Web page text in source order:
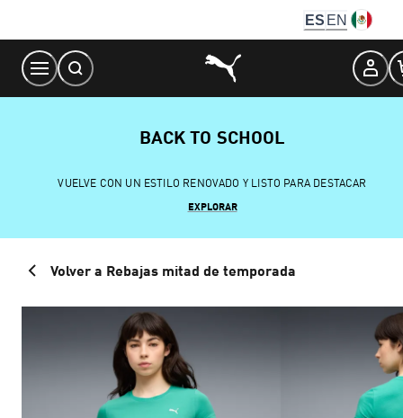
Content
ES EN
BACK TO SCHOOL
VUELVE CON UN ESTILO RENOVADO Y LISTO PARA DESTACAR
EXPLORAR
Volver a Rebajas mitad de temporada